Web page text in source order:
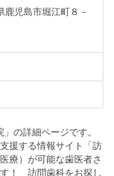
児島市堀江町８－
の詳細ページです。
援する情報サイト「訪
療）が可能な歯医者さ
す！ 訪問歯科をお探し